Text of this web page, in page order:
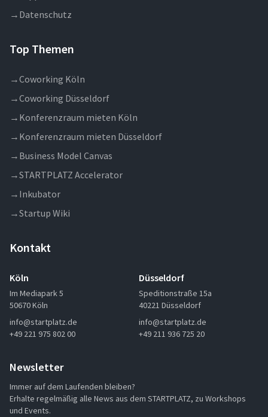
→ Datenschutz
Top Themen
→Coworking Köln
→Coworking Düsseldorf
→ Konferenzraum mieten Köln
→ Konferenzraum mieten Düsseldorf
→ Business Model Canvas
→STARTPLATZ Accelerator
→ Inkubator
→Startup Wiki
Kontakt
Köln
Im Mediapark 5
50670 Köln
info@startplatz.de
+49 221 975 802 00
Düsseldorf
Speditionstraße 15a
40221 Düsseldorf
info@startplatz.de
+49 211 936 725 20
Newsletter
Immer auf dem Laufenden bleiben?
Erhalte regelmäßig alle News aus dem STARTPLATZ, zu Workshops
und Events.